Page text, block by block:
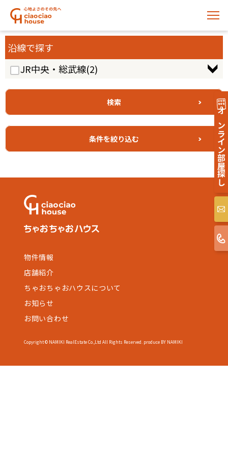
沿線で探す
JR中央・総武線(2)
オンライン部屋探し
物件情報
店舗紹介
ちゃおちゃおハウスについて
お知らせ
お問い合わせ
Copyright © NAMIKI RealEstate Co.,Ltd All Rights Reserved. produce BY NAMIKI